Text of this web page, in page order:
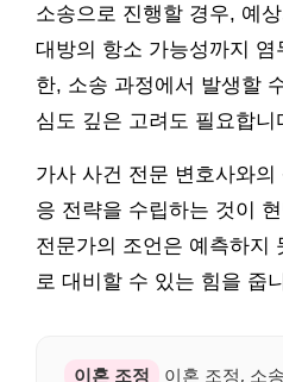
소송으로 진행할 경우, 예
대방의 항소 가능성까지
한, 소송 과정에서 발생할
심도 깊은 고려도 필요합니
가사 사건 전문 변호사와
응 전략을 수립하는 것이
전문가의 조언은 예측하지
로 대비할 수 있는 힘을 줍
이혼 조정
이혼 조정, 소